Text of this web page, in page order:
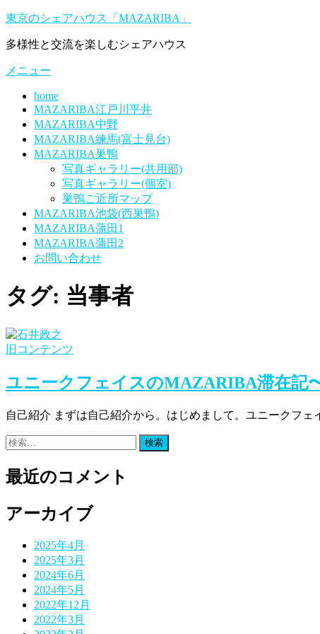
コ
テ
ツ
東京のシェアハウス「MAZARIBA」
多様性と交流を楽しむシェアハウス
メニュー
home
MAZARIBA江戸川平井
MAZARIBA中野
MAZARIBA練馬(富士見台)
MAZARIBA巣鴨
写真ギャラリー(共用部)
写真ギャラリー(個室)
巣鴨ご近所マップ
MAZARIBA池袋(西巣鴨)
MAZARIBA蒲田1
MAZARIBA蒲田2
お問い合わせ
タグ: 当事者
旧コンテンツ
ユニークフェイスのMAZARIBA滞在記
自己紹介 まずは自己紹介から。はじめまして。ユニークフェ
検
最近のコメント
アーカイブ
2025年4月
2025年3月
2024年6月
2024年5月
2022年12月
2022年3月